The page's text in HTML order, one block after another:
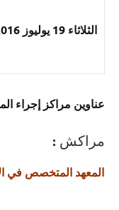
الثلاثاء 19 يوليوز 2016
عناوين مراكز إجراء
مراكش :
المعهد المتخصص في